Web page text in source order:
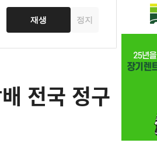
재생 정지
전국 정구